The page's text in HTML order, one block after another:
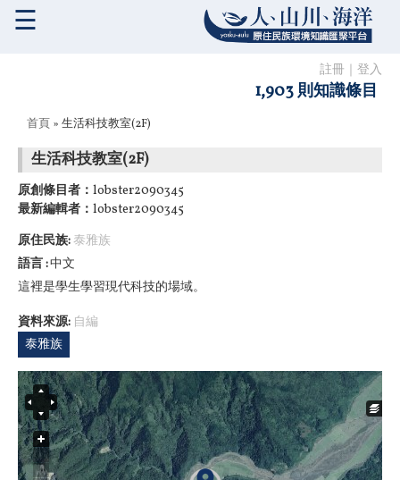
註冊 登入
1,903 則知識條目
☰
您在這裡
首頁 » 生活科技教室(2F)
生活科技教室(2F)
原創條目者： lobster2090345
最新編輯者： lobster2090345
原住民族: 泰雅族
語言 中文
這裡是學生學習現代科技的場域。
資料來源: 自編
泰雅族